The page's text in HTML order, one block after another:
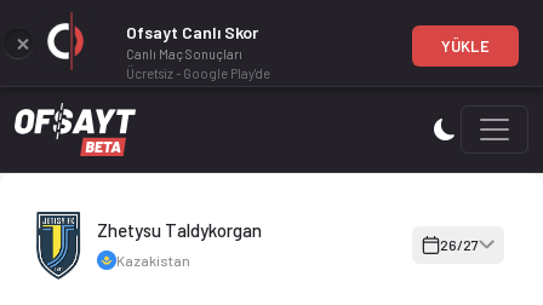
Zhetysu Taldykorgan 26-27 sezonu | Premier Lig'de 14.
Zhetysu Taldykorgan
Kazakistan
26/27
Ofsayt Canlı Skor
Canlı Maç Sonuçları
Ücretsiz - Google Play'de
YÜKLE